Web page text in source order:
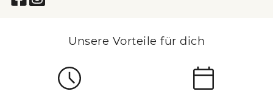
Unsere Vorteile für dich